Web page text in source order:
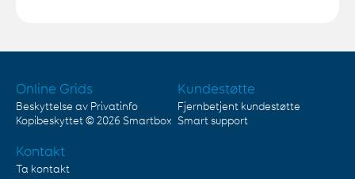
Online Grids
Beskyttelse av Privatinfo
Kopibeskyttet © 2026 Smartbox
Kundestøtte
Fjernbetjent kundestøtte
Smart support
Kontakt
Ta kontakt